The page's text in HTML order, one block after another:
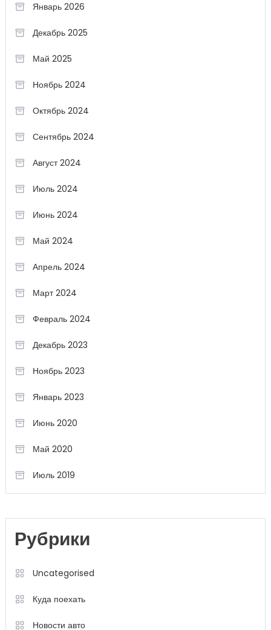
Январь 2026
Декабрь 2025
Май 2025
Ноябрь 2024
Октябрь 2024
Сентябрь 2024
Август 2024
Июль 2024
Июнь 2024
Май 2024
Апрель 2024
Март 2024
Февраль 2024
Декабрь 2023
Ноябрь 2023
Январь 2023
Июнь 2020
Май 2020
Июль 2019
Рубрики
Uncategorised
Куда поехать
Новости авто